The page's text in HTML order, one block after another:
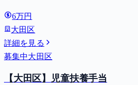
6万円
大田区
詳細を見る
募集中大田区
【大田区】児童扶養手当